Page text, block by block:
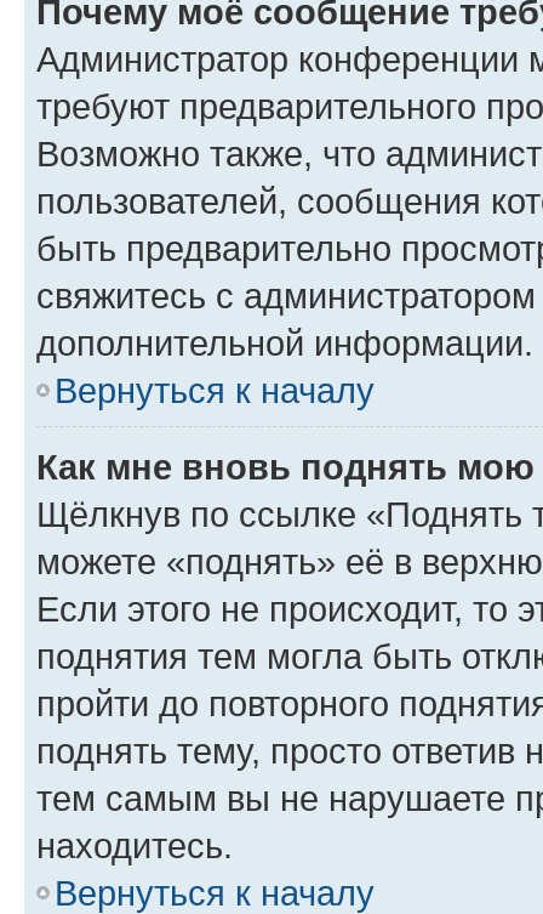
Почему моё сообщение
Администратор конференции
требуют предварительного
Возможно также, что
пользователей, сообщения
быть предварительно
свяжитесь с
дополнительной информации.
Вернуться к началу
Как мне вновь поднять мою
Щёлкнув по ссылке «Поднять
можете «поднять» её в
Если этого не происходит, то
поднятия тем могла быть
пройти до повторного
поднять тему, просто ответив
тем самым вы не нарушаете
находитесь.
Вернуться к началу